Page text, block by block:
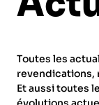
Fonction
Actions
CNRS –
scientifique
AGENDA
Toutes les
revendications,
Et aussi toutes